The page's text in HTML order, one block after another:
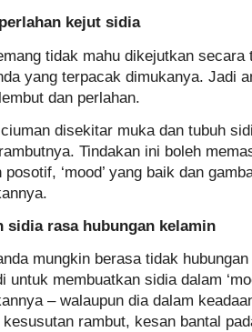
kejut sidia
tidak mahu dikejutkan secara
yang terpacak dimukanya. Jadi
dan perlahan.
disekitar muka dan tubuh
Tindakan ini boleh
posotif, ‘mood’ yang baik dan
sidia rasa hubungan kelamin
mungkin berasa tidak
untuk membuatkan sidia dalam
– walaupun dia dalam
rambut, kesan bantal